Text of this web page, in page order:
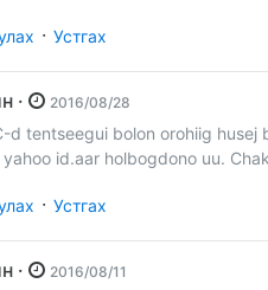
· Устгах
Зочин · 2016/08/28
tentseegui bolon orohiig husej
yahoo id.aar holbogdono uu.
· Устгах
Зочин · 2016/08/11